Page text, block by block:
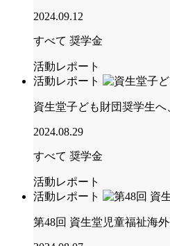
2024.09.12
すべて 奨学金
活動レポート
活動レポート
資生堂子ども財団奨学生
2024.08.29
すべて 奨学金
活動レポート
活動レポート
第48回 資生堂児童福祉海